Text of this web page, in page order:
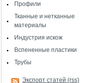
Профили
Тканные и нетканные
материалы
Индустрия искож
Вспененные пластики
Трубы
Экспорт статей (rss)